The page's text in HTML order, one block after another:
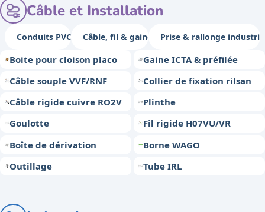
Câble et Installation
Conduits PVC Câble, fil & gaine Prise & rallonge
Boite pour cloison placo
Gaine ICTA & préfilée
Câble souple VVF/RNF
Collier de fixation rilsan
Câble rigide cuivre RO2V
Plinthe
Goulotte
Fil rigide H07VU/VR
Boîte de dérivation
Borne WAGO
Outillage
Tube IRL